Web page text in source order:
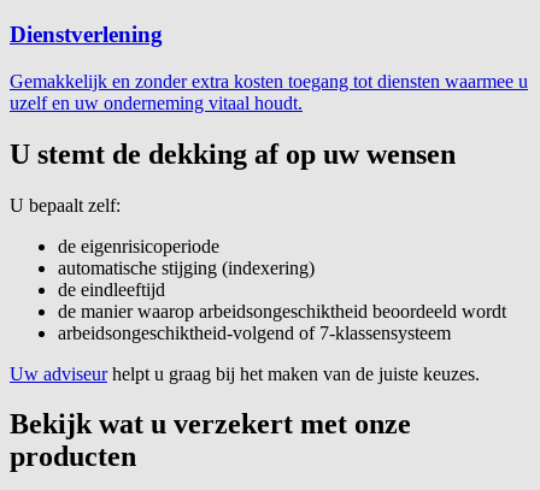
Dienstverlening
Gemakkelijk en zonder extra kosten toegang tot diensten waarmee u
uzelf en uw onderneming vitaal houdt.
U stemt de dekking af op uw wensen
U bepaalt zelf:
de eigenrisicoperiode
automatische stijging (indexering)
de eindleeftijd
de manier waarop arbeidsongeschiktheid beoordeeld wordt
arbeidsongeschiktheid-volgend of 7-klassensysteem
Uw adviseurhelpt u graag bij het maken van de juiste keuzes.
Bekijk wat u verzekert met onze
producten